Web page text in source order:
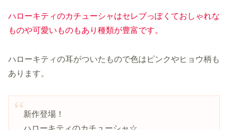
ハローキティのカチューシャはセレブっぽくておしゃれな
ものや可愛いものもあり種類が豊富です。
ハローキティの耳がついたもので色はピンクやヒョウ柄も
あります。
新作登場！